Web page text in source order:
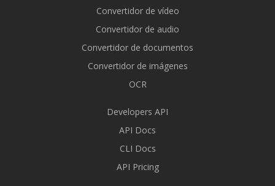
Convertidor de vídeo
Convertidor de audio
Convertidor de documentos
Convertidor de imágenes
OCR
Developers API
API Docs
CLI Docs
API Pricing